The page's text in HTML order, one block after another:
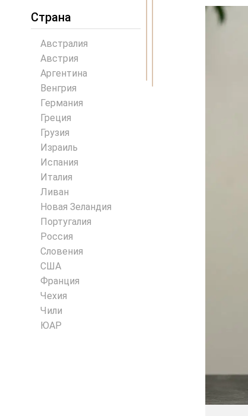
Страна
Австралия
Австрия
Аргентина
Венгрия
Германия
Греция
Грузия
Израиль
Испания
Италия
Ливан
Новая Зеландия
Португалия
Россия
Словения
США
Франция
Чехия
Чили
ЮАР